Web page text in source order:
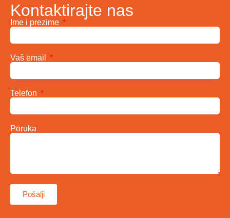
Kontaktirajte nas
Ime i prezime
Vaš email
Telefon
Poruka
Pošalji